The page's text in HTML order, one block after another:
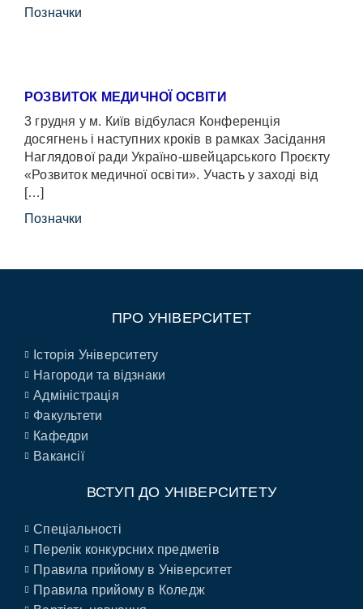
Позначки
РОЗВИТОК МЕДИЧНОЇ ОСВІТИ
3 грудня у м. Київ відбулася Конференція
досягнень і наступних кроків в рамках Засідання
Наглядової ради Україно-швейцарського Проєкту
«Розвиток медичної освіти». Участь у заході від
[…]
Позначки
ПРО УНІВЕРСИТЕТ
Історія Університету
Нагороди та відзнаки
Адміністрація
Факультети
Кафедри
Вакансії
ВСТУП ДО УНІВЕРСИТЕТУ
Спеціальності
Перелік конкурсних предметів
Правила прийому в Університет
Правила прийому в Коледж